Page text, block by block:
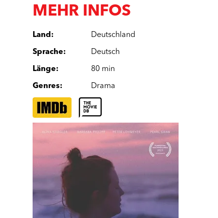
MEHR INFOS
Land : Deutschland
Sprache: Deutsch
Länge: 80 min
Genres: Drama